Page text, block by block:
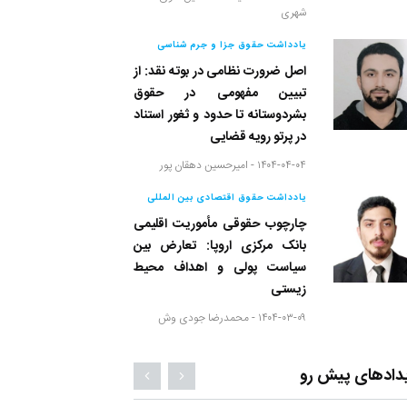
شهری
یادداشت حقوق جزا و جرم شناسی
اصل ضرورت نظامی در بوته نقد: از
تبیین مفهومی در حقوق
بشردوستانه تا حدود و ثغور استناد
در پرتو رویه قضایی
۱۴۰۴-۰۴-۰۴ - امیرحسین دهقان پور
یادداشت حقوق اقتصادی بین المللی
چارچوب حقوقی مأموریت اقلیمی
بانک مرکزی اروپا: تعارض بین
سیاست پولی و اهداف محیط
زیستی
۱۴۰۴-۰۳-۰۹ - محمدرضا جودی وش
پیش رو